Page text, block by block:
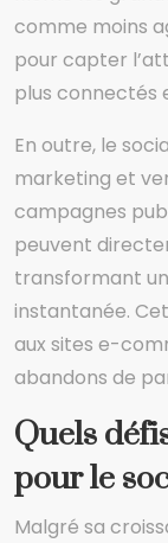
comme moins
pour capter
plus connectés
En outre, le
marketing et
campagnes
peuvent
transformant
instantanée.
aux sites e-
abandons de
Quels
pour le
Malgré sa